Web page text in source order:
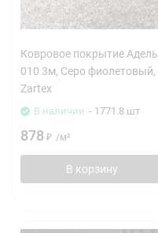
Ковровое покрытие Адель
010 3м, Серо фиолетовый,
Zartex
В наличии - 1771.8 шт
878 ₽ /м²
В корзину